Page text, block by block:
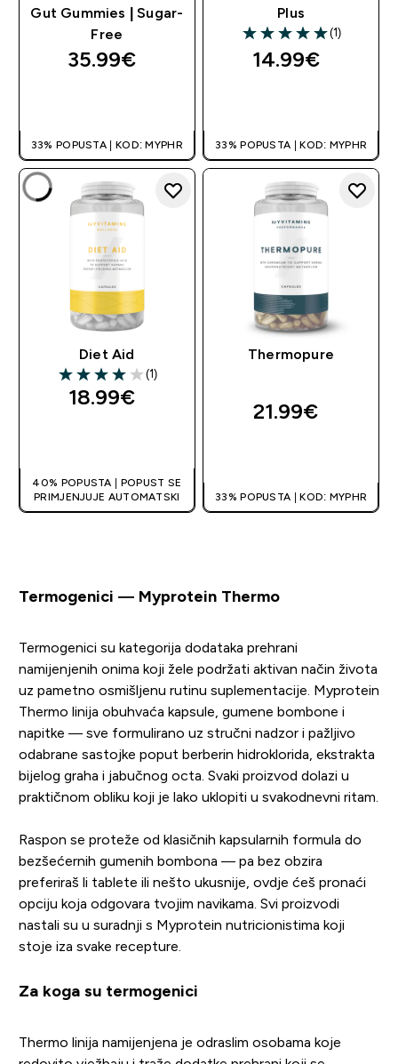
Gut Gummies | Sugar-
Free
35.99€‎
33% POPUSTA | KOD: MYPHR
Plus
5 out of 5 stars
(1)
14.99€‎
33% POPUSTA | KOD: MYPHR
Diet Aid
4 out of 5 stars
(1)
18.99€‎
40% POPUSTA | POPUST SE
PRIMJENJUJE AUTOMATSKI
Thermopure
21.99€‎
33% POPUSTA | KOD: MYPHR
Termogenici — Myprotein Thermo
Termogenici su kategorija dodataka prehrani
namijenjenih onima koji žele podržati aktivan način života
uz pametno osmišljenu rutinu suplementacije. Myprotein
Thermo linija obuhvaća kapsule, gumene bombone i
napitke — sve formulirano uz stručni nadzor i pažljivo
odabrane sastojke poput berberin hidroklorida, ekstrakta
bijelog graha i jabučnog octa. Svaki proizvod dolazi u
praktičnom obliku koji je lako uklopiti u svakodnevni ritam.
Raspon se proteže od klasičnih kapsularnih formula do
bezšećernih gumenih bombona — pa bez obzira
preferiraš li tablete ili nešto ukusnije, ovdje ćeš pronaći
opciju koja odgovara tvojim navikama. Svi proizvodi
nastali su u suradnji s Myprotein nutricionistima koji
stoje iza svake recepture.
Za koga su termogenici
Thermo linija namijenjena je odraslim osobama koje